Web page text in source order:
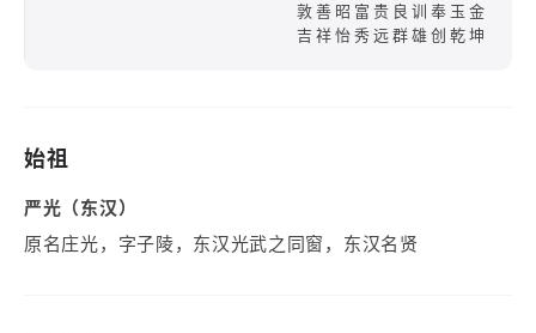
敦善昭富贵良训奉玉金
吉祥怡秀远群雄创乾坤
始祖
严光（东汉）
原名庄光，字子陵，东汉光武之同窗，东汉名贤